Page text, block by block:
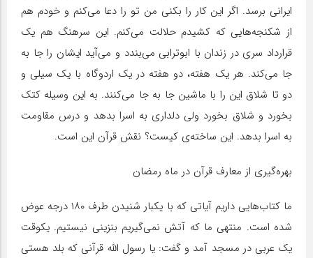
ایرانی برسد. اگر این کار را بکنی من تو را دعا می‌کنم و خودم هم
از شکنجه‌هایی که کشیدم حلالت می‌کنم. این سرهنگ هم یک
قرارداد سری در زندان با ابوترابی می‌بندد و می‌آید ایشان را جا به
جا می‌کند. هر یک هفته، دو هفته در یک اردوگاه با یک سیلی و
دو تا شلاق این را با ماشین جا به جا می‌کنند. به این وسیله کتک
بخورد و شلاق بخورد ولی دلداری به اسرا بدهد و درس مقاومت
به اسرا بدهد. این ساخته‌ی کیست؟ نقش قرآن این است.
بهره‌گیری از معارف قرآن در ماه رمضان
ما کتاب‌هایی داریم آیاتی که با یکبار شنیدن طرف ۱۸۰ درجه عوض
شده است. منتهی ما که آتش نمی‌گیریم بنزینی نیستیم. یکوقت
یک عربی در مسجد آمد و گفت: یا رسول الله قرآنی که بلد هستی